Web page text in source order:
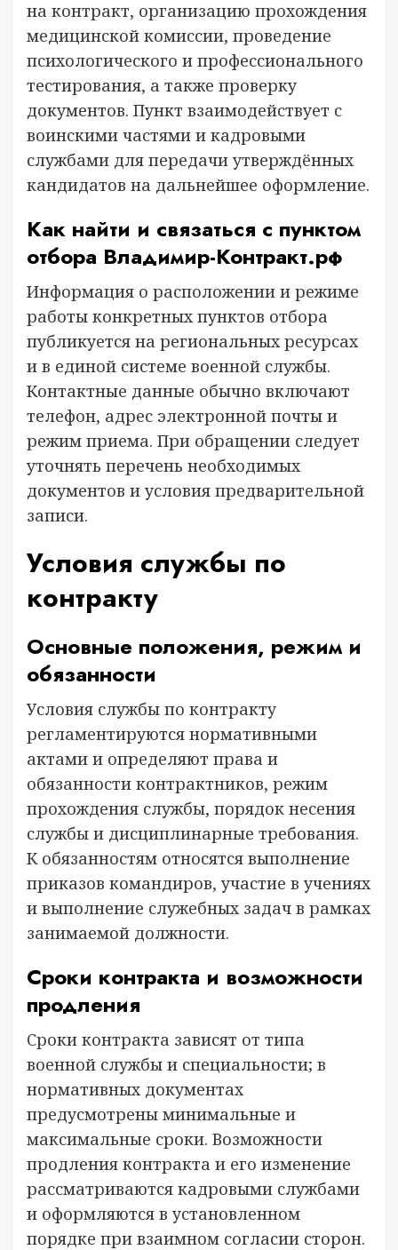
на контракт, организацию прохождения
медицинской комиссии, проведение
психологического и профессионального
тестирования, а также проверку
документов. Пункт взаимодействует с
воинскими частями и кадровыми
службами для передачи утверждённых
кандидатов на дальнейшее оформление.
Как найти и связаться с пунктом
отбора Владимир-Контракт.рф
Информация о расположении и режиме
работы конкретных пунктов отбора
публикуется на региональных ресурсах
и в единой системе военной службы.
Контактные данные обычно включают
телефон, адрес электронной почты и
режим приема. При обращении следует
уточнять перечень необходимых
документов и условия предварительной
записи.
Условия службы по
контракту
Основные положения, режим и
обязанности
Условия службы по контракту
регламентируются нормативными
актами и определяют права и
обязанности контрактников, режим
прохождения службы, порядок несения
службы и дисциплинарные требования.
К обязанностям относятся выполнение
приказов командиров, участие в учениях
и выполнение служебных задач в рамках
занимаемой должности.
Сроки контракта и возможности
продления
Сроки контракта зависят от типа
военной службы и специальности; в
нормативных документах
предусмотрены минимальные и
максимальные сроки. Возможности
продления контракта и его изменение
рассматриваются кадровыми службами
и оформляются в установленном
порядке при взаимном согласии сторон.